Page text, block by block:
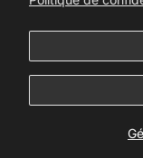
Nous acceptons
© 2026 Déco Luminaire